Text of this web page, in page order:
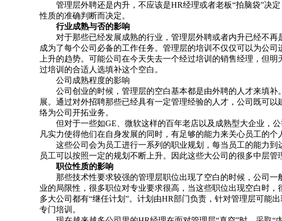
管理层外聘还是内升，不应该是HR经理或者老板“拍脑袋”决定
性质的准确判断而决定。
行业成熟与否的影响
对于那些已经发展成熟的行业，管理层外聘或者内升已经不再
成为了每个公司必备的工作任务。管理层的培训不仅仅可以为公
上升的趋势。可能公司在今天失去一个经过培训的销售经理，但
过培训的合适人选填补这个空白。
公司成熟程度的影响
公司创业的时候，管理层的空白基本都是由外聘的人才来填补
展。通过对外招聘那些已经具有一定管理经验的人才，公司既可
络为公司开拓业务。
但对于一些如GE、微软这样的百年老店以及成熟型大企业，公
凡实力使得他们在自身发展的同时，有足够的能力来关心员工的个
这些公司会为员工进行一系列的职业规划，每当员工的能力到
员工可以按照一定的规划不断上升。因此这些大公司的很多中层管
职位性质的影响
那些技术性要求较强的管理层职位出现了空白的时候，公司一
业的局限性，很多职位对专业要求很高，当这些职位出现空白时
多大公司都有“继任计划”。计划由HR部门负责，针对管理层可能
专门培训。